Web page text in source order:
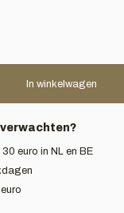
In winkelwagen
euro in NL en BE